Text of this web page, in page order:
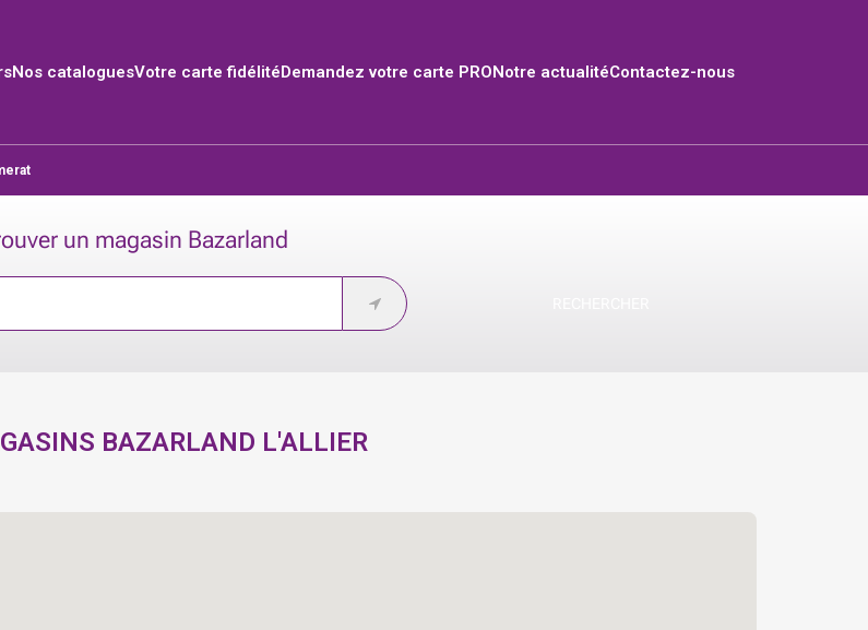
Nos cataloguesVotre carte fidélitéDemandez votre carte PRONotre actualitéContactez-nous
un magasin Bazarland
BAZARLAND L'ALLIER